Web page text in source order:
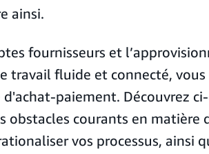
ainsi.
fournisseurs et
travail fluide et connecté, vous
paiement. Découvrez
obstacles courants en matière
vos processus, ainsi